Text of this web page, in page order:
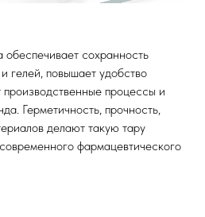
обеспечивает сохранность
гелей, повышает удобство
производственные процессы и
Герметичность, прочность,
делают такую тару
фармацевтического
И УСЛУГИ
Товаров
Вёдра
Ёмкости